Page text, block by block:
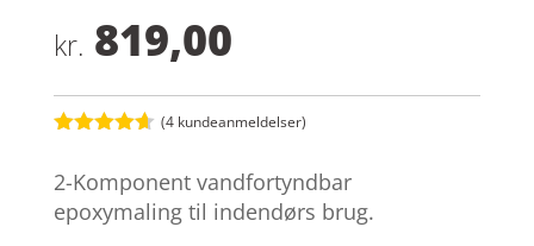
kr. 819,00
ud af 5
baseret på
kundebedø
(4 kundeanmeldelser)
2-Komponent vandfortyndbar
epoxymaling til indendørs brug.